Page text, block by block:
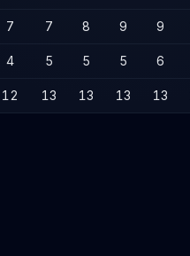
7 7 8 9 9
4 5 5 5 6
12 13 13 13 13